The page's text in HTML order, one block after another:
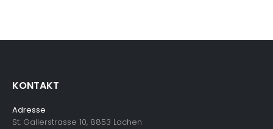
KONTAKT
Adresse
St. Gallerstrasse 10, 8853 Lachen